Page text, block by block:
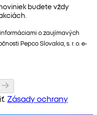
budete vždy
o zaujímavých
Pepco Slovakia, s. r. o. e-
Zásady ochrany